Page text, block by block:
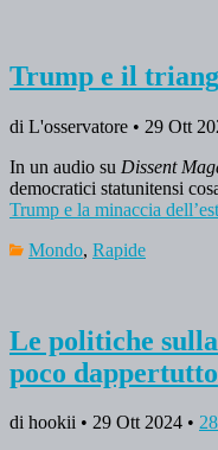
Trump e il
di L'osservatore • 29 Ott
In un audio su Dissent
democratici statunitensi
Trump e la minaccia
Mondo, Rapide
Le politiche
poco dappertutto
di hookii • 29 Ott 2024 •